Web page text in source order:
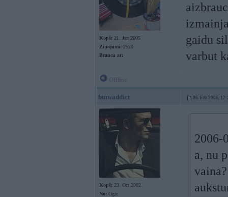
Kopš: 21. Jan 2005
Ziņojumi: 2520
Braucu ar:
gaidu
varbut
bmwaddict 06. Feb 2006,
Kopš: 23. Oct 2002
No: Ogre
2006-
a, nu